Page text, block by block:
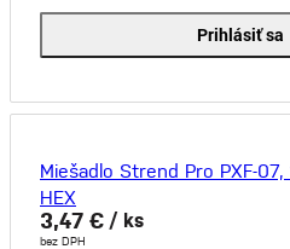
Prihlásiť sa
Miešadlo Strend Pro PXF-
HEX
3,47 € / ks
bez DPH